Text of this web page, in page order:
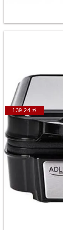
139.24 zł